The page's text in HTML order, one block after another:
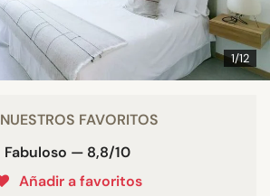
1/12
NUESTROS FAVORITOS
Fabuloso — 8,8/10
Añadir a favoritos